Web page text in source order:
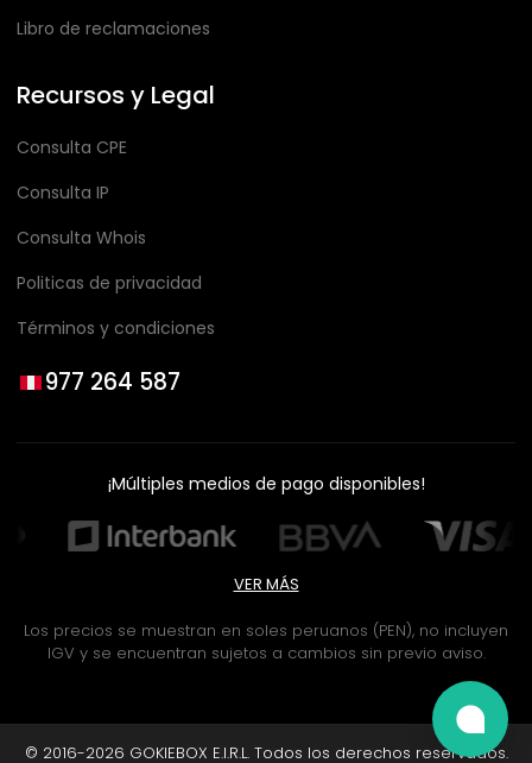
Libro de reclamaciones
Recursos y Legal
Consulta CPE
Consulta IP
Consulta Whois
Politicas de privacidad
Términos y condiciones
977 264 587
¡Múltiples medios de pago disponibles!
VER MÁS
Los precios se muestran en soles peruanos (PEN), no incluyen
IGV y se encuentran sujetos a cambios sin previo aviso.
© 2016-2026 GOKIEBOX E.I.R.L. Todos los derechos reservados.